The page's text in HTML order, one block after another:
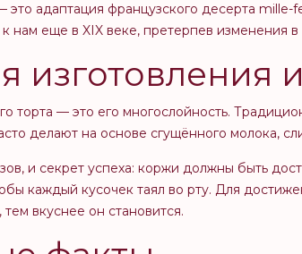
адаптация французского десерта mille-
нам еще в XIX веке, претерпев изменения
изготовления
торта — это его многослойность.
делают на основе сгущённого молока,
и секрет успеха: коржи должны быть
каждый кусочек таял во рту. Для
вкуснее он становится.